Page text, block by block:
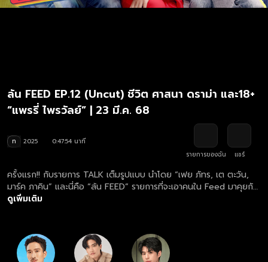
ล้น FEED EP.12 (Uncut) ชีวิต ศาสนา ดราม่า และ18+
“แพรรี่ ไพรวัลย์” | 23 มี.ค. 68
ท 2025
0:47:54 นาที
รายการของฉัน
แชร์
ครั้งแรก!! กับรายการ TALK เต็มรูปแบบ นำโดย “เฟย ภัทร, เต ตะวัน,
มาร์ค ภาคิน” และนี่คือ “ล้น FEED” รายการที่จะเอาคนใน Feed มาคุยกัน
ใครที่เป็นกระแส! ทุกอย่างที่กำลังเป็นเทรนด์ เราจะมาคุยกันทุกเรื่องที่ขึ้น
ดูเพิ่มเติม